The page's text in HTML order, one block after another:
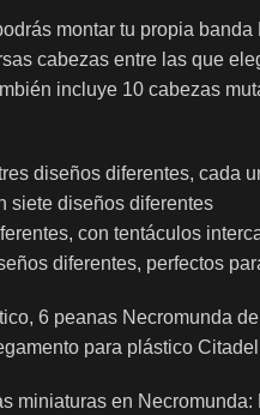
montar tu propia
cabezas entre las que
incluye 10 cabezas
diseños diferentes,
siete diseños diferentes
con tentáculos
diferentes, perfectos
6 peanas Necromunda
para plástico
miniaturas en